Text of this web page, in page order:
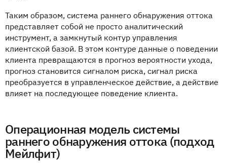
Таким образом, система раннего обнаружения оттока
представляет собой не просто аналитический
инструмент, а замкнутый контур управления
клиентской базой. В этом контуре данные о поведении
клиента превращаются в прогноз вероятности ухода,
прогноз становится сигналом риска, сигнал риска
преобразуется в управленческое действие, а действие
влияет на последующее поведение клиента.
Операционная модель системы
раннего обнаружения оттока (подход
Мейлфит)